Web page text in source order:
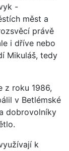
-
měst a
právě
i dříve nebo
Mikuláš, tedy
z roku 1986,
v Betlémské
dobrovolníky
k